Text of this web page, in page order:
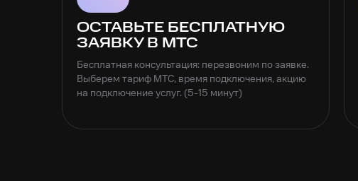
ОСТАВЬТЕ БЕСПЛАТНУЮ
ЗАЯВКУ В МТС
Бесплатная консультация: перезвоним по заявке.
Выберем тариф МТС, время подключения, акцию
на подключение услуг. (5-15 минут)